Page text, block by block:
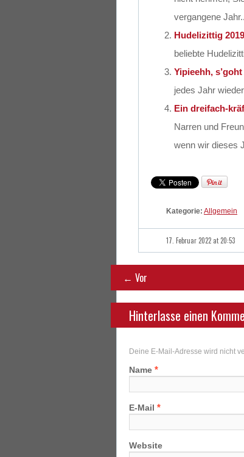
vergangene
Hudelizittig 2019
beliebte
Yipieehh,
jedes Jahr
Ein dreifach-
Narren und
wenn wir dieses
Kategorie: Allgemein
17. Februar 2022 at 20:53
← Vor
Hinterlasse einen
Deine E-Mail-Adresse wird nicht
Name *
E-Mail *
Website